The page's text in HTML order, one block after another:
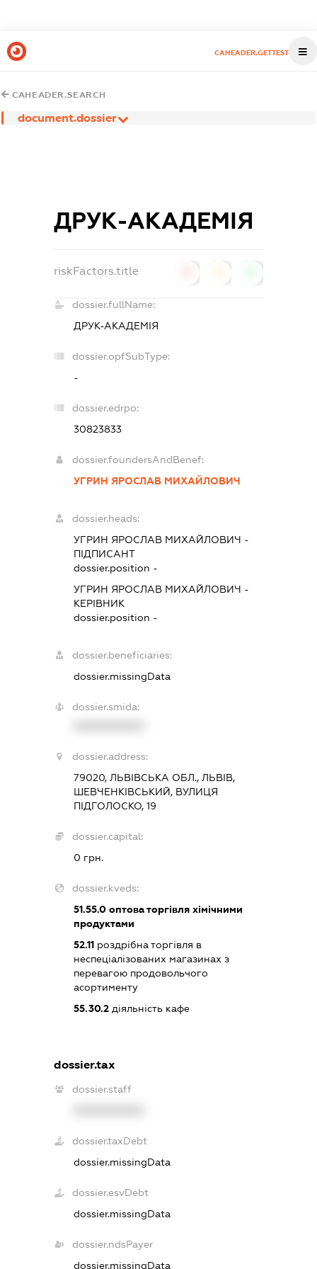
CAHEADER.GETTEST
CAHEADER.SEARCH
document.dossier
ДРУК-АКАДЕМІЯ
riskFactors.title
dossier.fullName:
ДРУК-АКАДЕМІЯ
dossier.opfSubType:
-
dossier.edrpo:
30823833
dossier.foundersAndBenef:
УГРИН ЯРОСЛАВ МИХАЙЛОВИЧ
dossier.heads:
УГРИН ЯРОСЛАВ МИХАЙЛОВИЧ -
ПІДПИСАНТ
dossier.position -
УГРИН ЯРОСЛАВ МИХАЙЛОВИЧ -
КЕРІВНИК
dossier.position -
dossier.beneficiaries:
dossier.missingData
dossier.smida:
dossier.address:
79020, ЛЬВІВСЬКА ОБЛ., ЛЬВІВ,
ШЕВЧЕНКІВСЬКИЙ, ВУЛИЦЯ
ПІДГОЛОСКО, 19
dossier.capital:
0 грн.
dossier.kveds:
51.55.0 оптова торгівля хімічними
продуктами
52.11 роздрібна торгівля в
неспеціалізованих магазинах з
перевагою продовольчого
асортименту
55.30.2 діяльність кафе
dossier.tax
dossier.staff
dossier.taxDebt
dossier.missingData
dossier.esvDebt
dossier.missingData
dossier.ndsPayer
dossier.missingData